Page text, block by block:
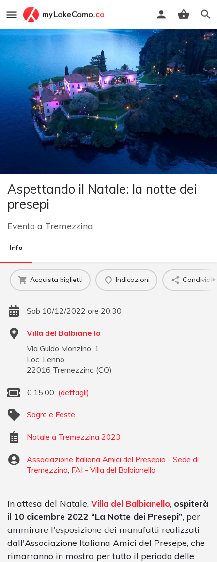
Aspettando il Natale: la notte dei
presepi
Evento a Tremezzina
Info
Acquista biglietti Indicazioni Condividi
Sab 10/12/2022 ore 20:30
Villa del Balbianello
Via Guido Monzino, 1
Loc. Lenno
22016 Tremezzina (CO)
€ 15,00 (dettagli)
Sagre e Feste
Natale a Tremezzina 2023
Associazione Italiana Amici del Presepio - Sede di
Tremezzina FAI - Villa del Balbianello
In attesa del Natale, Villa del Balbianello, ospiterà
il 10 dicembre 2022 “La Notte dei Presepi”, per
ammirare l'esposizione dei manufatti realizzati
dall'Associazione Italiana Amici del Presepe, che
rimarranno in mostra per tutto il periodo delle